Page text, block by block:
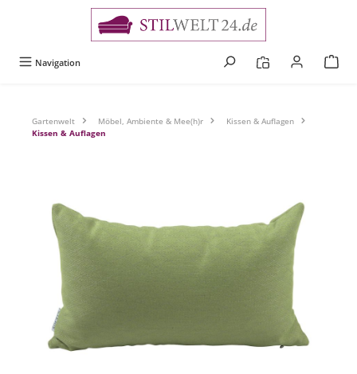
Navigation
Gartenwelt Möbel, Ambiente & Mee(h)r
Kissen & Auflagen
Kissen & Auflagen